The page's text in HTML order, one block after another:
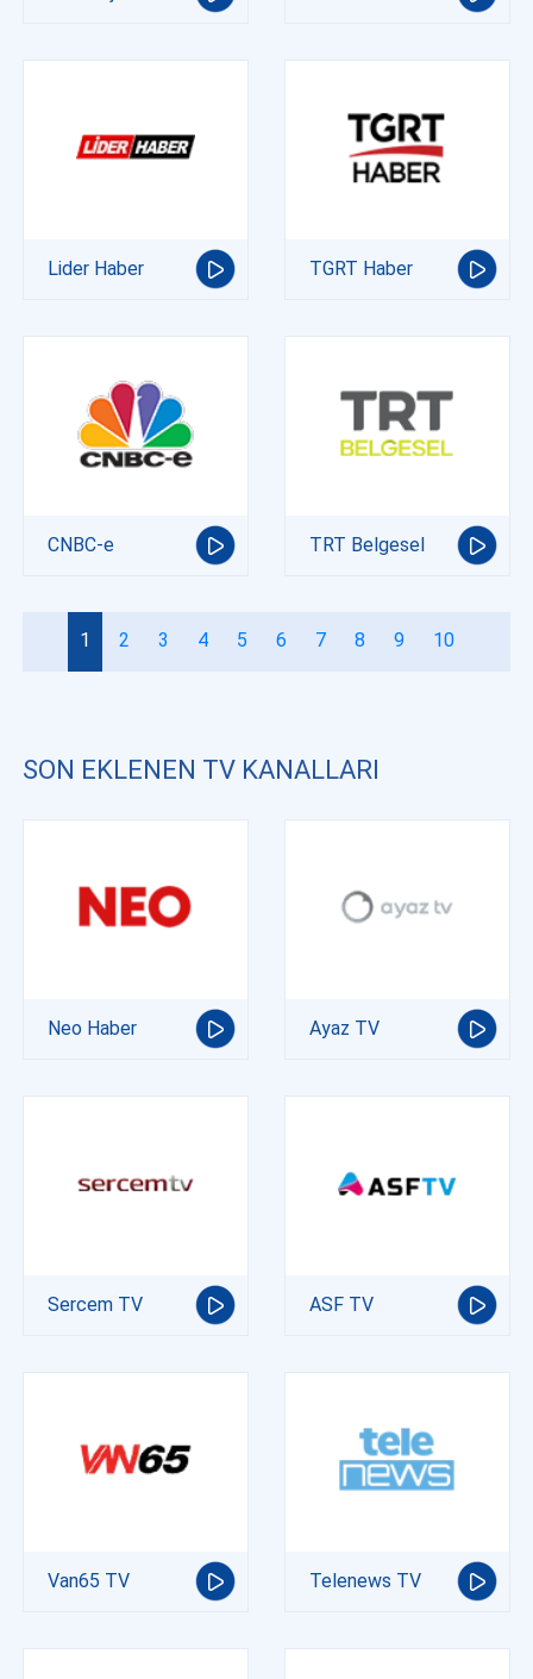
Lider Haber TGRT Haber
CNBC-e TRT Belgesel
1 2 3 4 5 6 7 8 9 10
SON EKLENEN TV KANALLARI
Neo Haber Ayaz TV
Sercem TV ASF TV
Van65 TV Telenews TV